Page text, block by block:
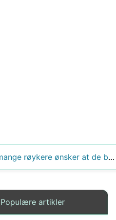
Hvor mange røykere ønsker at de begynner å røyke?
Populære artikler